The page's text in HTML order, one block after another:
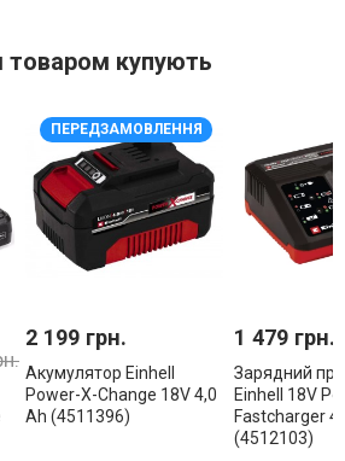
товаром купують
ПЕРЕДЗАМОВЛЕННЯ
2 199 грн.
Акумулятор Einhell
Power-X-Change 18V 4,0
Ah (4511396)
1 479 грн.
Зарядний
Einhell 18V
Fastcharger 4
(4512103)